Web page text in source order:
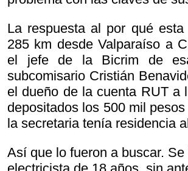
La respuesta al por qué
285 km desde Valparaíso a
el jefe de la Bicrim de
subcomisario Cristián
el dueño de la cuenta RUT a
depositados los 500 mil
la secretaria tenía residencia
Así que lo fueron a buscar. Se